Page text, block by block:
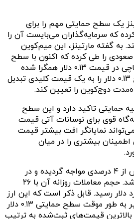
یک سطح حمایتی مهم را برای
که سرمایه‌گذاران می‌بایست آن را
به گفته مارتینز، این میم‌کوین
خط روند صعودی را طی کرده که اکنون با سطح
اصلاحی ۶۱.۸ درصدی فیبوناچی در قیمت ۰.۱۳ دلار همگرا شده
است. این همگرایی، سطح ۰.۱۳ دلار را به یک قیمت کلیدی تبدیل
دوج‌کوین را تعیین کند.
حمایتی تاکید دارد و این سطح
قوی برای نوسانات آتی قیمت
نمایانگر افت بیشتر قیمت
بیشتری را در میان
قیمت دوج با کاهشی بیش از ۴ درصدی مواجه گردیده و در
قیمت ۰.۱۴۶۷ دلار معامله شد. حجم معاملات روزانه آن با ۲۶
به ۱.۹۹ میلیارد دلار رسید. قابل ذکر است که این ارز
دیجیتال در ۲۴ ساعت اخیر به طور موقت سطح حمایتی ۰.۱۳ دلار
بالاترین قیمت‌های ثبت‌شده به ترتیب